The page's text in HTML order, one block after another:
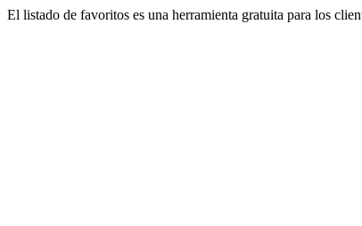
El listado de favoritos es una herramienta gratuita para los